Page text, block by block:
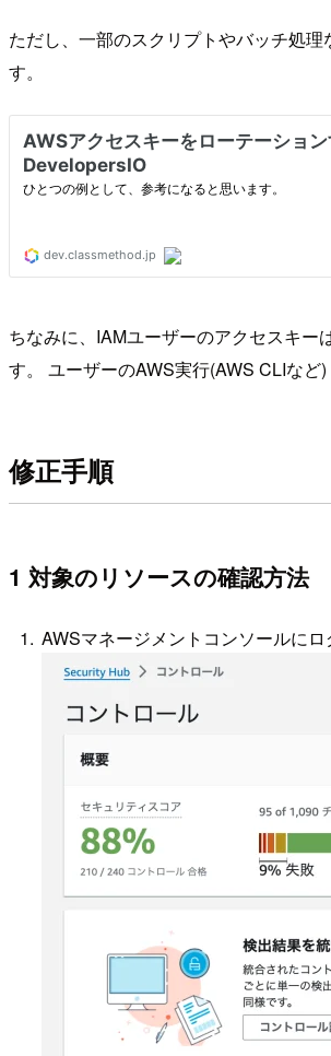
ただし、一部のスクリプトやバッチ処
す。
ちなみに、IAMユーザーのアクセスキ
す。 ユーザーのAWS実行(AWS CLIなど
修正手順
1 対象のリソースの確認方法
AWSマネージメントコンソールに